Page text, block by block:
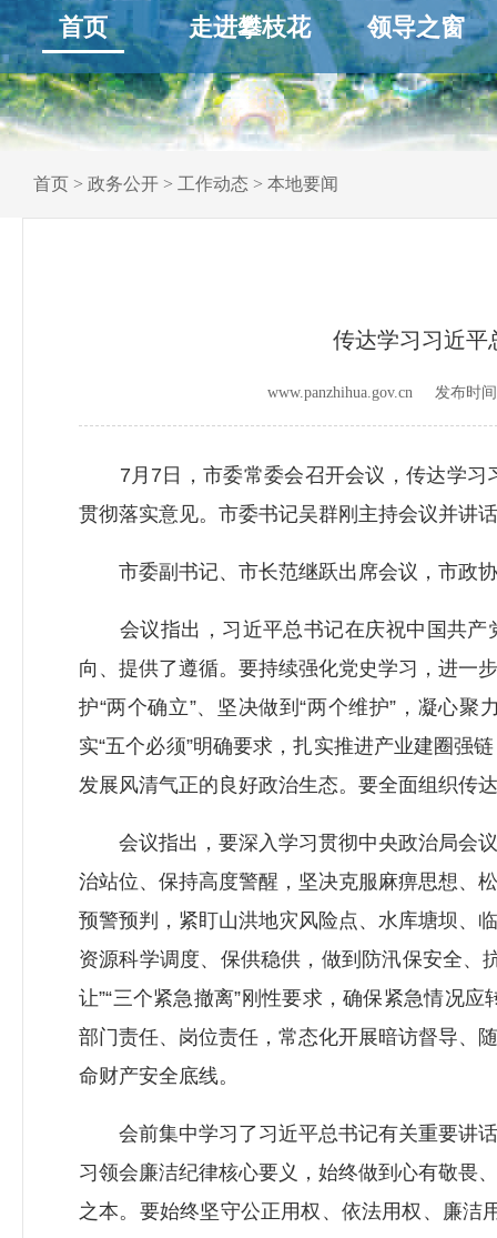
首页 走进攀枝花 领导之窗
首页 > 政务公开 > 工作动态 > 本地要闻
传达学习习近平
www.panzhihua.gov.cn 发布时
7月7日，市委常委会召开会议，传达学习
贯彻落实意见。市委书记吴群刚主持会议并讲
市委副书记、市长范继跃出席会议，市政协
会议指出，习近平总书记在庆祝中国共产
向、提供了遵循。要持续强化党史学习，进一
护“两个确立”、坚决做到“两个维护”，凝心
实“五个必须”明确要求，扎实推进产业建圈强
发展风清气正的良好政治生态。要全面组织传
会议指出，要深入学习贯彻中央政治局会议
治站位、保持高度警醒，坚决克服麻痹思想、
预警预判，紧盯山洪地灾风险点、水库塘坝、
资源科学调度、保供稳供，做到防汛保安全、
让”“三个紧急撤离”刚性要求，确保紧急情况
部门责任、岗位责任，常态化开展暗访督导、
命财产安全底线。
会前集中学习了习近平总书记有关重要讲话
习领会廉洁纪律核心要义，始终做到心有敬畏
之本。要始终坚守公正用权、依法用权、廉洁